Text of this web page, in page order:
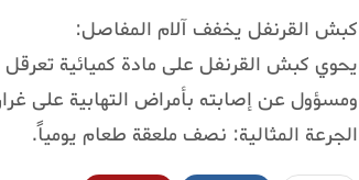
كبش القرنفل يخفف آلام المفاصل:
يحوي كبش القرنفل على مادة كميائية
ومسؤول عن إصابته بأمراض التهابية على
الجرعة المثالية: نصف ملعقة طعام يومياً.